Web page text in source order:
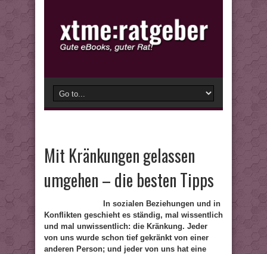
Mit Kränkungen gelassen
umgehen – die besten Tipps
In sozialen Beziehungen und in
Konflikten geschieht es ständig, mal wissentlich
und mal unwissentlich: die Kränkung. Jeder
von uns wurde schon tief gekränkt von einer
anderen Person; und jeder von uns hat eine